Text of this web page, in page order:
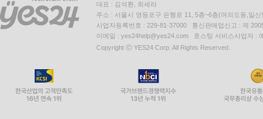
대표 : 김석환, 최세라
주소 : 서울시 영등포구 은행로 11, 5층~6층(여의도동,일신
사업자등록번호 : 229-81-37000 통신판매업신고 : 제
이메일 : yes24help@yes24.com 호스팅 서비스사업자 :
Copyright ⓒ YES24 Corp. All Rights Reserved.